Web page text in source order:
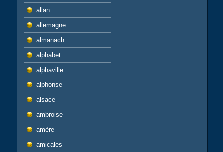
allan
allemagne
almanach
alphabet
alphaville
alphonse
alsace
ambroise
amère
amicales